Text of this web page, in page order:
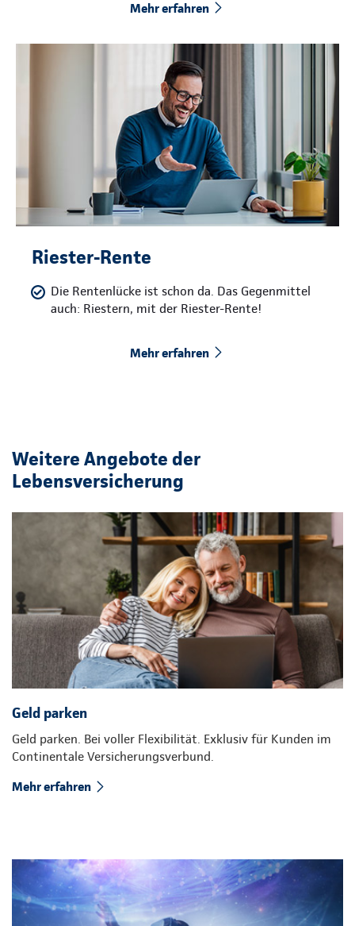
Mehr erfahren
Riester-Rente
Die Rentenlücke ist schon da. Das Gegenmittel
auch: Riestern, mit der Riester-Rente!
Mehr erfahren
Weitere Angebote der
Lebensversicherung
Geld parken
Geld parken. Bei voller Flexibilität. Exklusiv für Kunden im
Continentale Versicherungsverbund.
Mehr erfahren